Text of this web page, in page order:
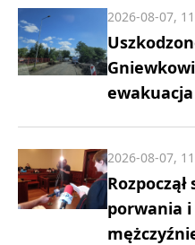
2026-08-07,
porwania i
2026-08-07,